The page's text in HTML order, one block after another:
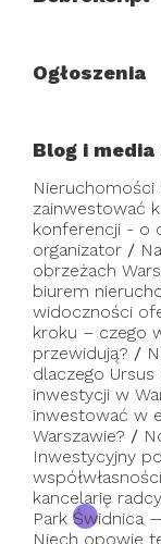
Ogłoszenia
Blog i
Nieruchomości
zainwestować
konferencji - o
organizator /
obrzeżach
biurem
widoczności
kroku – czego
przewidują? /
dlaczego
inwestycji w
inwestować w
Warszawie? /
Inwestycyjny
kancelarię
Park Świdnica
Niech opowie